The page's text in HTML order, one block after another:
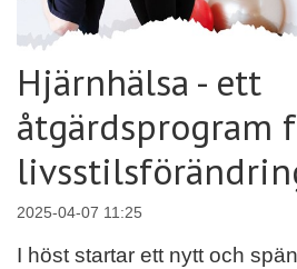
Hjärnhälsa - ett
åtgärdsprogram
2025-04-07 11:25
I höst startar ett nytt och